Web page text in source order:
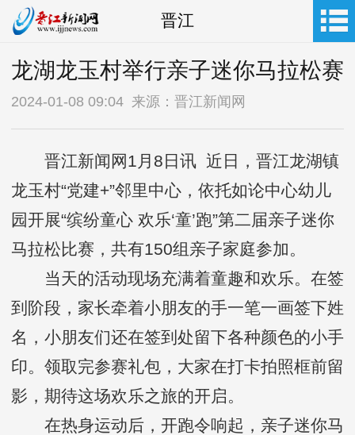
晋江
龙湖龙玉村举行亲子迷你马拉松赛
2024-01-08 09:04 来源：晋江新闻网
晋江新闻网1月8日讯 近日，晋江龙湖镇
龙玉村“党建+”邻里中心，依托如论中心幼儿
园开展“缤纷童心 欢乐‘童’跑”第二届亲子迷你
马拉松比赛，共有150组亲子家庭参加。
当天的活动现场充满着童趣和欢乐。在签
到阶段，家长牵着小朋友的手一笔一画签下姓
名，小朋友们还在签到处留下各种颜色的小手
印。领取完参赛礼包，大家在打卡拍照框前留
影，期待这场欢乐之旅的开启。
在热身运动后，开跑令响起，亲子迷你马